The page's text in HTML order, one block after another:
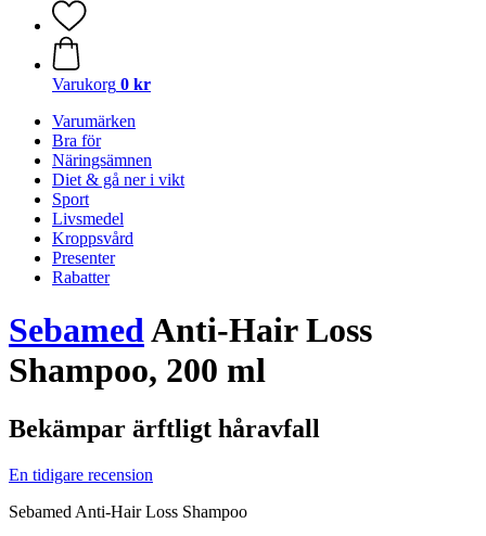
Varukorg 0 kr
Varumärken
Bra för
Näringsämnen
Diet & gå ner i vikt
Sport
Livsmedel
Kroppsvård
Presenter
Rabatter
SebamedAnti-Hair Loss
Shampoo, 200 ml
Bekämpar ärftligt håravfall
En tidigare recension
Sebamed Anti-Hair Loss Shampoo